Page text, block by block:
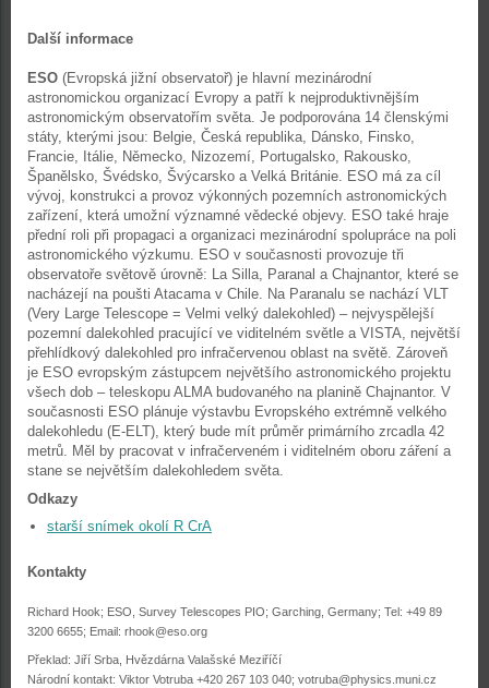
Další informace
ESO (Evropská jižní observatoř) je hlavní mezinárodní
astronomickou organizací Evropy a patří k nejproduktivnějším
astronomickým observatořím světa. Je podporována 14 členskými
státy, kterými jsou: Belgie, Česká republika, Dánsko, Finsko,
Francie, Itálie, Německo, Nizozemí, Portugalsko, Rakousko,
Španělsko, Švédsko, Švýcarsko a Velká Británie. ESO má za cíl
vývoj, konstrukci a provoz výkonných pozemních astronomických
zařízení, která umožní významné vědecké objevy. ESO také hraje
přední roli při propagaci a organizaci mezinárodní spolupráce na poli
astronomického výzkumu. ESO v současnosti provozuje tři
observatoře světově úrovně: La Silla, Paranal a Chajnantor, které se
nacházejí na poušti Atacama v Chile. Na Paranalu se nachází VLT
(Very Large Telescope = Velmi velký dalekohled) – nejvyspělejší
pozemní dalekohled pracující ve viditelném světle a VISTA, největší
přehlídkový dalekohled pro infračervenou oblast na světě. Zároveň
je ESO evropským zástupcem největšího astronomického projektu
všech dob – teleskopu ALMA budovaného na planině Chajnantor. V
současnosti ESO plánuje výstavbu Evropského extrémně velkého
dalekohledu (E-ELT), který bude mít průměr primárního zrcadla 42
metrů. Měl by pracovat v infračerveném i viditelném oboru záření a
stane se největším dalekohledem světa.
Odkazy
starší snímek okolí R CrA
Kontakty
Richard Hook; ESO, Survey Telescopes PIO; Garching, Germany; Tel: +49 89
3200 6655; Email: rhook@eso.org
Překlad: Jiří Srba, Hvězdárna Valašské Meziříčí
Národní kontakt: Viktor Votruba +420 267 103 040; votruba@physics.muni.cz